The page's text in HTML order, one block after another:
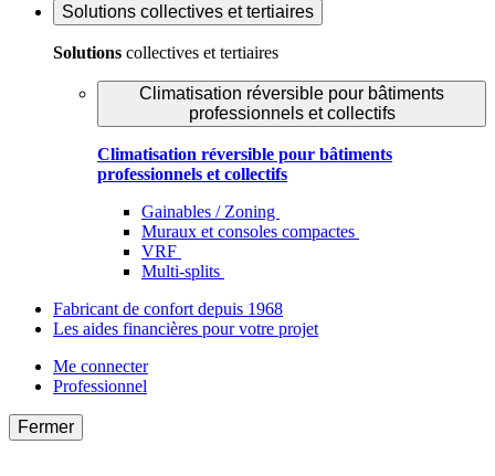
Solutions collectives et tertiaires
Solutions collectives et tertiaires
Climatisation réversible pour bâtiments
professionnels et collectifs
Climatisation réversible pour bâtiments
professionnels et collectifs
Gainables / Zoning
Muraux et consoles compactes
VRF
Multi-splits
Fabricant de confort depuis 1968
Les aides financières pour votre projet
Me connecter
Professionnel
Fermer